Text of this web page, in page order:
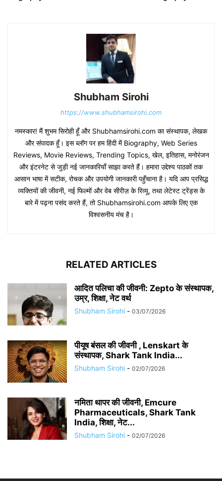
Shubham Sirohi
https://www.shubhamsirohi.com
नमस्कार! मैं शुभम सिरोही हूँ और Shubhamsirohi.com का संस्थापक, लेखक
और संपादक हूँ। इस ब्लॉग पर हम हिंदी में Biography, Web Series
Reviews, Movie Reviews, Trending Topics, खेल, इतिहास, मनोरंजन
और इंटरनेट से जुड़ी नई जानकारियाँ साझा करते हैं। हमारा उद्देश्य पाठकों तक
आसान भाषा में सटीक, रोचक और उपयोगी जानकारी पहुँचाना है। यदि आप प्रसिद्ध
व्यक्तियों की जीवनी, नई फिल्मों और वेब सीरीज़ के रिव्यू, तथा लेटेस्ट ट्रेंड्स के
बारे में पढ़ना पसंद करते हैं, तो Shubhamsirohi.com आपके लिए एक
विश्वसनीय मंच है।
RELATED ARTICLES
आदित पलिचा की जीवनी: Zepto के संस्थापक,
उम्र, शिक्षा, नेट वर्थ
Shubham Sirohi - 03/07/2026
पीयूष बंसल की जीवनी , Lenskart के
संस्थापक, Shark Tank India...
Shubham Sirohi - 02/07/2026
नमिता थापर की जीवनी, Emcure
Pharmaceuticals, Shark Tank
India, शिक्षा, नेट...
Shubham Sirohi - 02/07/2026